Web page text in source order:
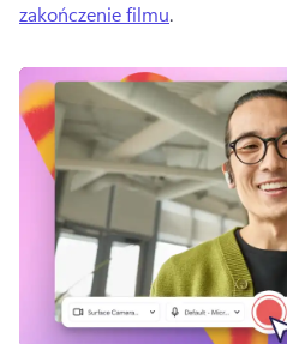
zakończenie filmu.